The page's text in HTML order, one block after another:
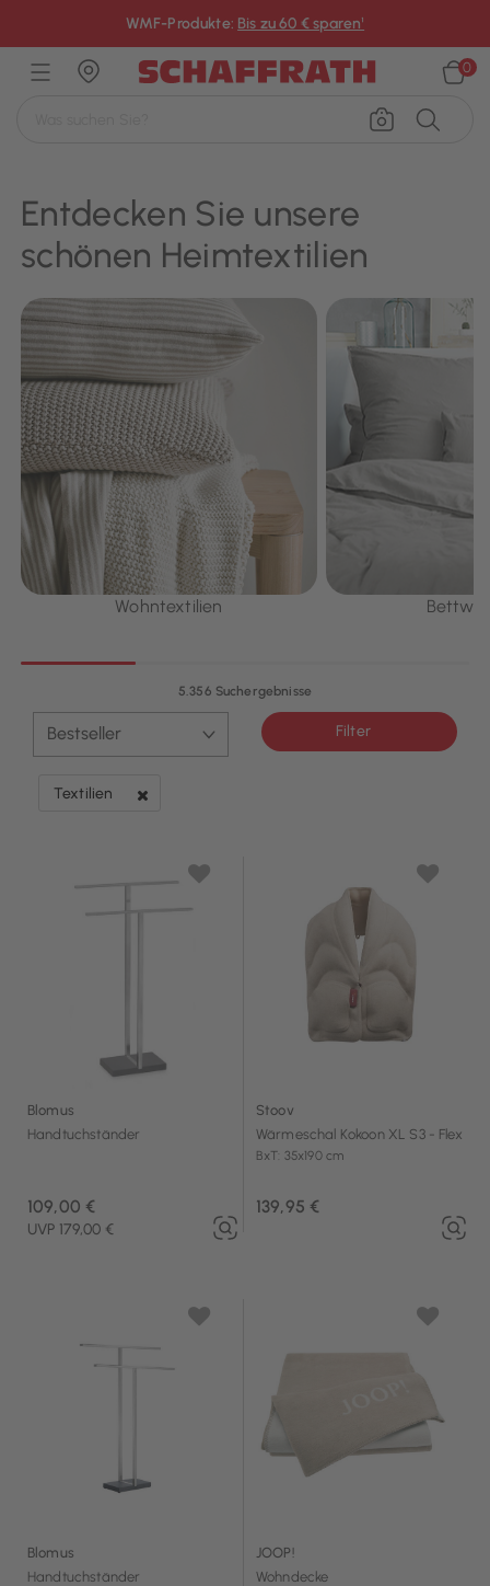
WMF-Produkte: Bis zu 60 € sparen¹
0
Entdecken Sie unsere
schönen Heimtextilien
Wohntextilien
5.356 Suchergebnisse
Filter
Textilien
Filter entfernen Derzeit verfeinert von Kategorie: Textilien
Blomus
Handtuchständer
109,00 €
UVP 179,00 €
Stoov
Wärmeschal Kokoon XL S3 - Flex
BxT: 35x190 cm
139,95 €
Blomus
Handtuchständer
JOOP!
Wohndecke